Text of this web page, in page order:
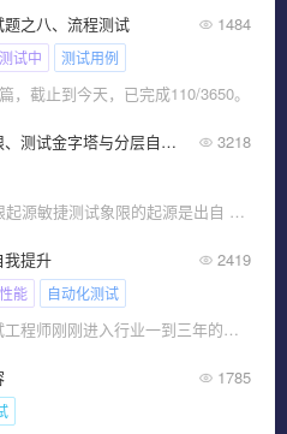
之八、流程测试 1484
测试中 测试用例
，截止到今天，已完成110/3650。
敏捷测试四象限、测试金字塔与分层自动化 3218
01敏捷测试象限起源敏捷测试象限的起源是出自 Brian Marick 最开始提出的敏捷测试矩阵。后来在他的
我提升 2419
性能 自动化测试
当一个软件测试工程师刚刚进入行业一到三年的时间?
1785